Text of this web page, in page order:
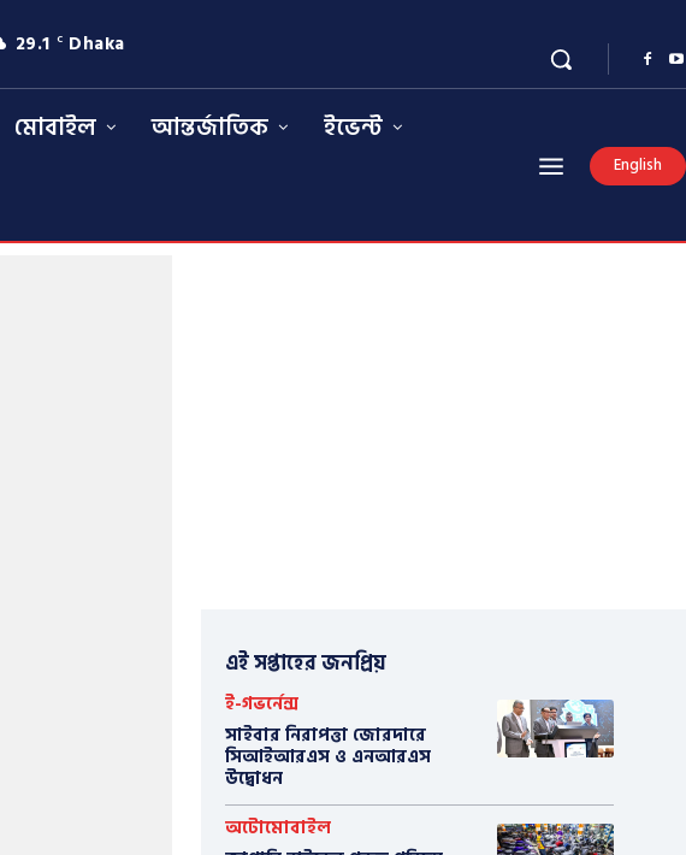
29.1 C Dhaka
মোবাইল আন্তর্জাতিক
ইভেন্ট
English
এই সপ্তাহের জনপ্রিয়
ই-গভর্নেন্স
সাইবার নিরাপত্তা জোরদারে
সিআইআরএস ও এনআরএস
উদ্বোধন
অটোমোবাইল